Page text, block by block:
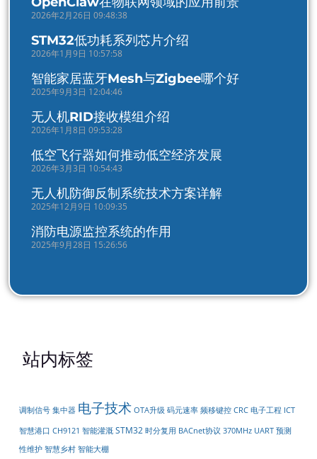
2026年2月26日 09:48:38
STM32低功耗系列芯片介绍
2026年1月9日 10:57:58
智能家居蓝牙Mesh与Zigbee哪个好
2025年9月3日 12:04:46
无人机RID接收模组介绍
2026年1月8日 09:53:28
低空飞行器如何推动低空经济发展
2026年3月3日 10:54:43
无人机防御反制系统技术方案详解
2025年12月9日 10:09:35
消防电源监控系统的作用
2025年9月28日 15:26:56
站内标签
调制信号 集中器 电子技术 OTA升级 码元速率 频移键控 CRC 电子工程 ICT
智慧港口 CH9121 智能灌溉 STM32 时分复用 BACnet协议 370MHz UART 预测
性维护 智慧乡村 智能大棚